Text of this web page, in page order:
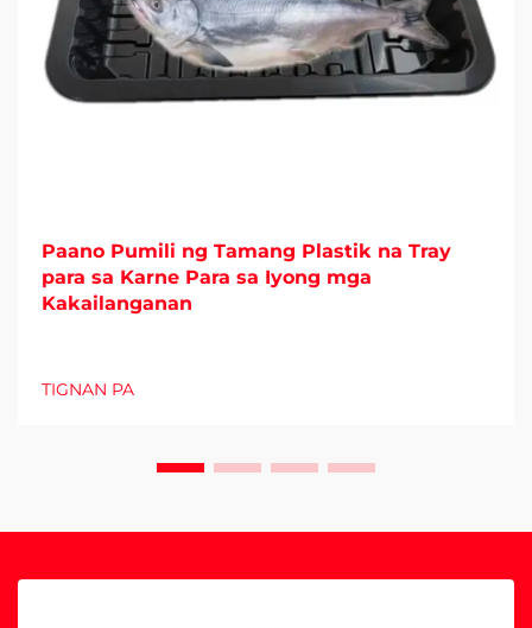
Paano Pumili ng Tamang Plastik na Tray
para sa Karne Para sa Iyong mga
Kakailanganan
TIGNAN PA